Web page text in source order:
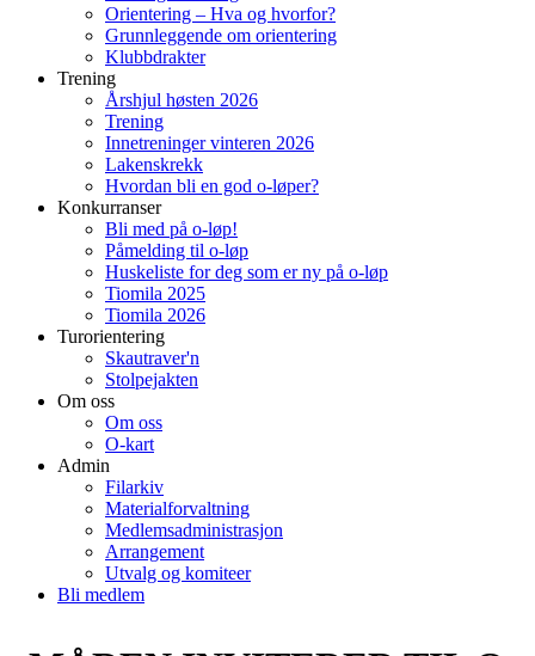
Orientering – Hva og hvorfor?
Grunnleggende om orientering
Klubbdrakter
Trening
Årshjul høsten 2026
Trening
Innetreninger vinteren 2026
Lakenskrekk
Hvordan bli en god o-løper?
Konkurranser
Bli med på o-løp!
Påmelding til o-løp
Huskeliste for deg som er ny på o-løp
Tiomila 2025
Tiomila 2026
Turorientering
Skautraver'n
Stolpejakten
Om oss
Om oss
O-kart
Admin
Filarkiv
Materialforvaltning
Medlemsadministrasjon
Arrangement
Utvalg og komiteer
Bli medlem